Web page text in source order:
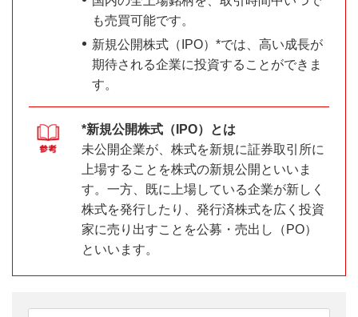
も売買可能です。
新規公開株式（IPO）*では、高い成長が
期待される企業に投資することができま
す。
*新規公開株式（IPO）とは
未公開企業が、株式を新規に証券取引所に
上場することを株式の新規公開といいま
す。一方、既に上場している企業が新しく
株式を発行したり、発行済株式を広く投資
家に売り出すことを公募・売出し（PO）
といいます。